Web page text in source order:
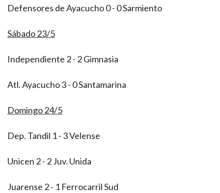
Defensores de Ayacucho 0 - 0 Sarmiento
Sábado 23/5
Independiente 2 - 2 Gimnasia
Atl. Ayacucho 3 - 0 Santamarina
Domingo 24/5
Dep. Tandil 1 - 3 Velense
Unicen 2 - 2 Juv. Unida
Juarense 2 - 1 Ferrocarril Sud